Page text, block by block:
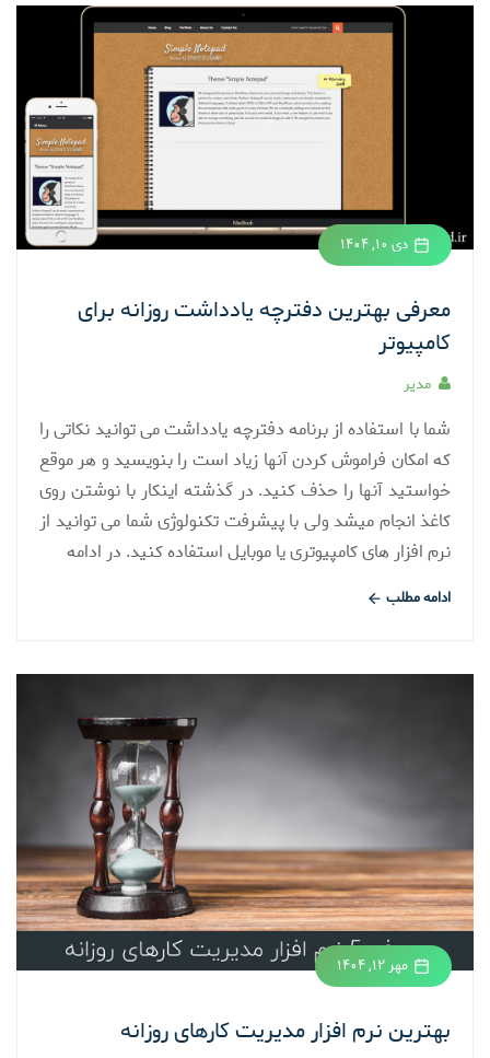
دی ۱۰, ۱۴۰۴
معرفی بهترین دفترچه یادداشت روزانه برای
کامپیوتر
مدیر
شما با استفاده از برنامه دفترچه یادداشت می توانید نکاتی را
که امکان فراموش کردن آنها زیاد است را بنویسید و هر موقع
خواستید آنها را حذف کنید. در گذشته اینکار با نوشتن روی
کاغذ انجام میشد ولی با پیشرفت تکنولوژی شما می توانید از
نرم افزار های کامپیوتری یا موبایل استفاده کنید. در ادامه
ادامه مطلب
مهر ۱۲, ۱۴۰۴
بهترین نرم افزار مدیریت کارهای روزانه